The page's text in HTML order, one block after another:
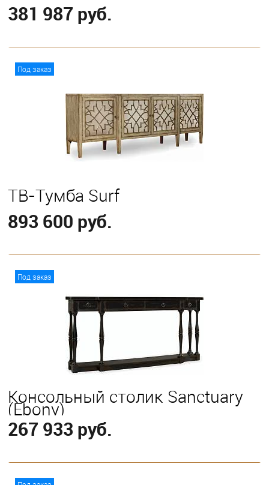
381 987 руб.
Под заказ
ТВ-Тумба Surf
893 600 руб.
Под заказ
Консольный столик Sanctuary
(Ebony)
267 933 руб.